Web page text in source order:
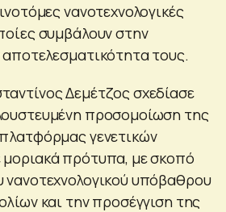
νανοτεχνολογικές
συμβάλουν στην
τους.
Δεμέτζος σχεδίασε
προσομοίωση της
γενετικών
μοριακά πρότυπα, με σκοπό
νανοτεχνολογικού υπόβαθρου
και την προσέγγιση της